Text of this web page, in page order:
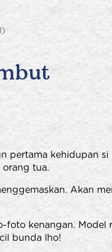
pertama kehidupan si
tua.
Akan
kenangan. Model
bunda lho!